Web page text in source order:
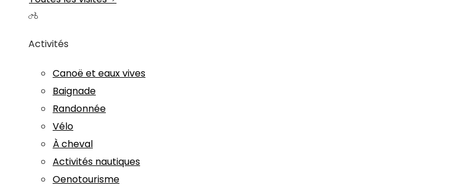
Activités
Canoë et eaux vives
Baignade
Randonnée
Vélo
À cheval
Activités nautiques
Oenotourisme